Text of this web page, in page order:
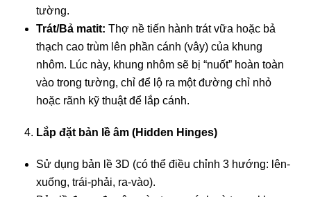
tường.
Trát/Bả matit: Thợ nề tiến hành trát vữa hoặc bả
thạch cao trùm lên phần cánh (vây) của khung
nhôm. Lúc này, khung nhôm sẽ bị “nuốt” hoàn toàn
vào trong tường, chỉ để lộ ra một đường chỉ nhỏ
hoặc rãnh kỹ thuật để lắp cánh.
Lắp đặt bản lề âm (Hidden Hinges)
Sử dụng bản lề 3D (có thể điều chỉnh 3 hướng: lên-
xuống, trái-phải, ra-vào).